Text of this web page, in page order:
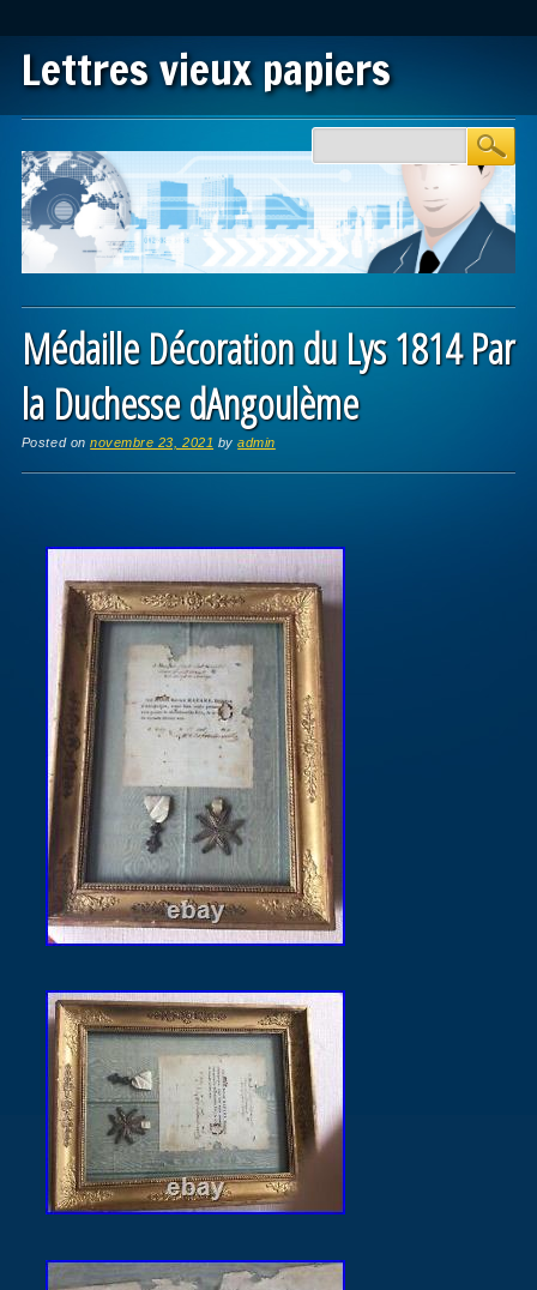
Lettres vieux papiers
Main menu
Médaille Décoration du Lys 1814 Par
la Duchesse dAngoulème
Posted onnovembre 23, 2021 byadmin